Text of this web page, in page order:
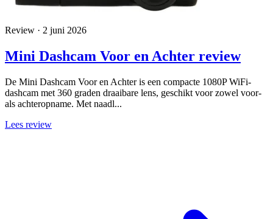
Review · 2 juni 2026
Mini Dashcam Voor en Achter review
De Mini Dashcam Voor en Achter is een compacte 1080P WiFi-
dashcam met 360 graden draaibare lens, geschikt voor zowel voor-
als achteropname. Met naadl...
Lees review